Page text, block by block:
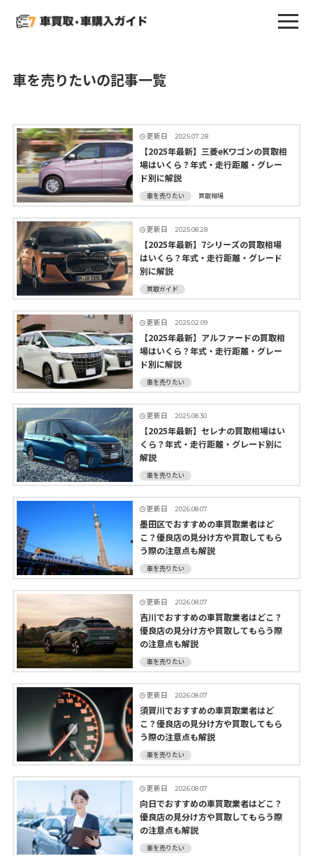
車を売りたいの記事一覧
更新日 2025.07.28
【2025年最新】三菱eKワゴンの買取相
場はいくら？年式・走行距離・グレー
ド別に解説
車を売りたい 買取相場
更新日 2025.08.28
【2025年最新】7シリーズの買取相場
はいくら？年式・走行距離・グレード
別に解説
買取ガイド
更新日 2025.02.09
【2025年最新】アルファードの買取相
場はいくら？年式・走行距離・グレー
ド別に解説
車を売りたい
更新日 2025.08.30
【2025年最新】セレナの買取相場はい
くら？年式・走行距離・グレード別に
解説
車を売りたい
更新日 2026.08.07
墨田区でおすすめの車買取業者はど
こ？優良店の見分け方や買取してもら
う際の注意点も解説
車を売りたい
更新日 2026.08.07
吉川でおすすめの車買取業者はどこ？
優良店の見分け方や買取してもらう際
の注意点も解説
車を売りたい
更新日 2026.08.07
須賀川でおすすめの車買取業者はど
こ？優良店の見分け方や買取してもら
う際の注意点も解説
車を売りたい
更新日 2026.08.07
向日でおすすめの車買取業者はどこ？
優良店の見分け方や買取してもらう際
の注意点も解説
車を売りたい